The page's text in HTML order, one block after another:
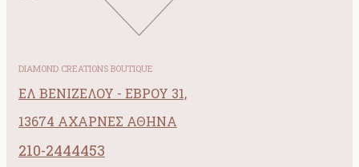
DIAMOND CREATIONS BOUTIQUE
ΕΛ ΒΕΝΙΖΕΛΟΥ - ΕΒΡΟΥ 31,
13674 ΑΧΑΡΝΕΣ ΑΘΗΝΑ
210-2444453